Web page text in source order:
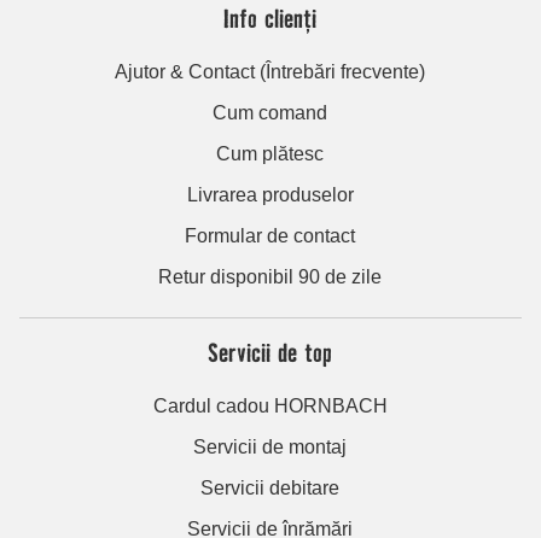
Info clienți
Ajutor & Contact (Întrebări frecvente)
Cum comand
Cum plătesc
Livrarea produselor
Formular de contact
Retur disponibil 90 de zile
Servicii de top
Cardul cadou HORNBACH
Servicii de montaj
Servicii debitare
Servicii de înrămări